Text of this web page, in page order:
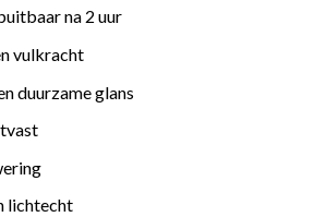
na 2 uur
vulkracht
duurzame glans
lichtecht